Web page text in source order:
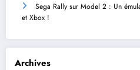
Sega Rally sur Model 2 : Un
et Xbox !
Archives